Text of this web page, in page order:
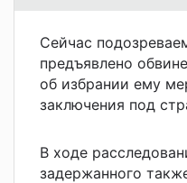
Сейчас
предъявлено
об избрании ему
заключения под
В ходе
задержанного